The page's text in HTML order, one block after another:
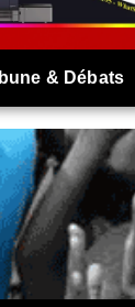
& Débats